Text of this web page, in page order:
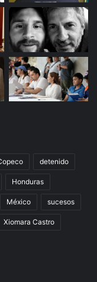
detenido
Honduras
México sucesos
Xiomara Castro